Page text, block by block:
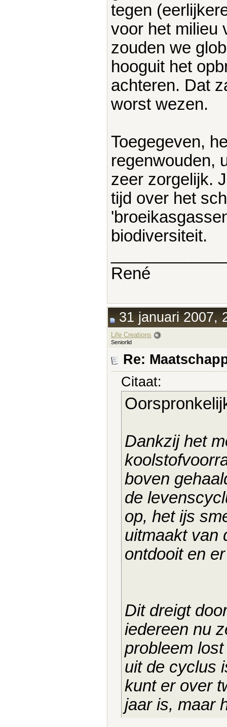
tegen
voor het milieu
zouden we
hooguit het
achteren. Dat
worst wezen.
Toegegeven,
regenwouden,
zeer zorgelijk.
tijd over het
biodiversiteit.
René
31 januari 2007,
Life Creations
Seniorlid
Re:
Citaat:
Dankzij het
boven
de
op, het ijs
uitmaakt van
ontdooit en
Dit dreigt
iedereen nu
probleem
uit de cyclus
kunt er over
jaar is, maar